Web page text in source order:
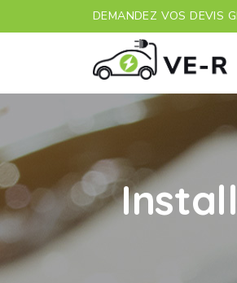
DEMANDEZ VOS DEVIS